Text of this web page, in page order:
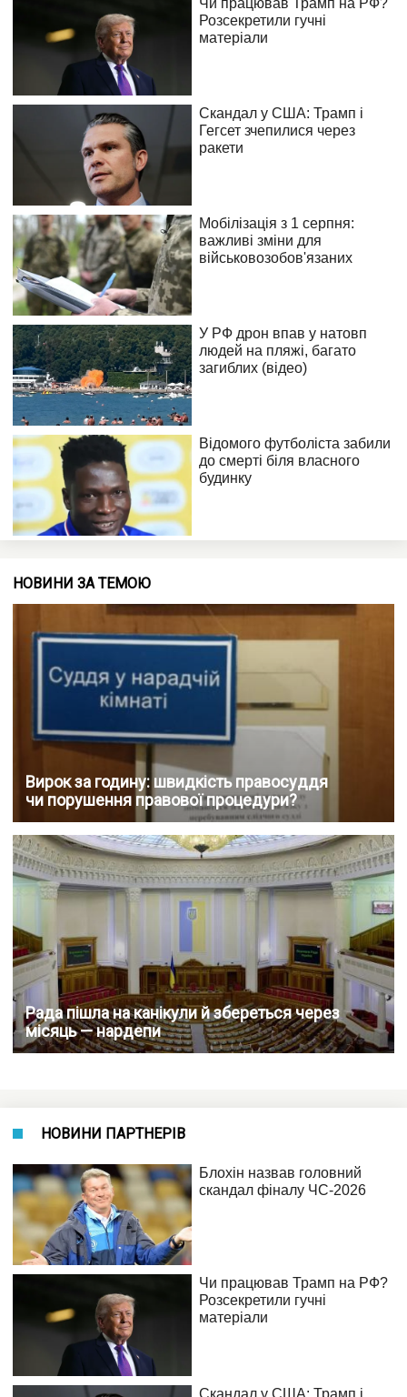
НОВИНИ ЗА ТЕМОЮ
Вирок за годину: швидкість правосуддя
чи порушення правової процедури?
Рада пішла на канікули й збереться через
місяць — нардепи
НОВИНИ ПАРТНЕРІВ